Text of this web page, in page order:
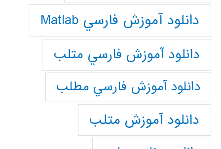
دانلود آموزش فارسي Matlab
دانلود آموزش فارسي متلب
دانلود آموزش فارسي مطلب
دانلود آموزش متلب